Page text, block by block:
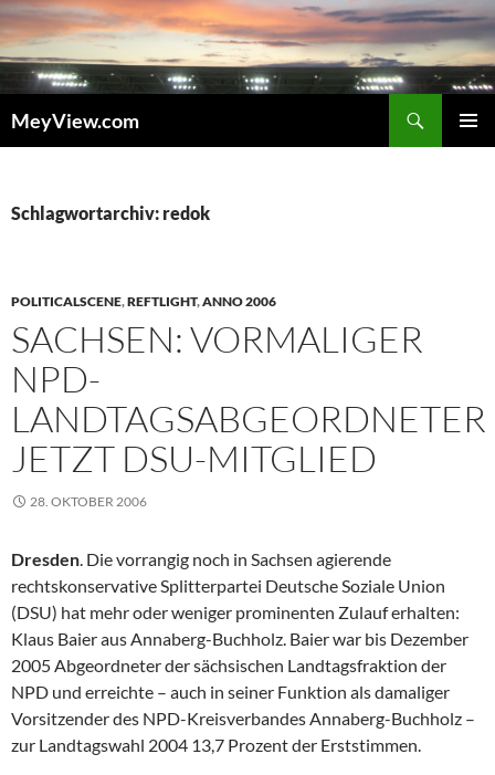
Zum
Inhalt
springen
MeyView.com
Schlagwortarchiv: redok
POLITICALSCENE,REFTLIGHT,ANNO 2006
SACHSEN: VORMALIGER
NPD-
LANDTAGSABGEORDNETER
JETZT DSU-MITGLIED
28. OKTOBER 2006
Dresden. Die vorrangig noch in Sachsen agierende
rechtskonservative Splitterpartei Deutsche Soziale Union
(DSU) hat mehr oder weniger prominenten Zulauf erhalten:
Klaus Baier aus Annaberg-Buchholz. Baier war bis Dezember
2005 Abgeordneter der sächsischen Landtagsfraktion der
NPD und erreichte – auch in seiner Funktion als damaliger
Vorsitzender des NPD-Kreisverbandes Annaberg-Buchholz –
zur Landtagswahl 2004 13,7 Prozent der Erststimmen.